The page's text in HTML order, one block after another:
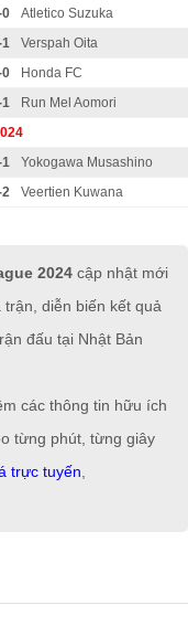
Atletico Suzuka
Verspah Oita
Honda FC
Run Mel Aomori
Yokogawa Musashino
Veertien Kuwana
2024 cập nhật mới
diễn biến kết quả
đấu tại Nhật Bản
các thông tin hữu ích
từng phút, từng giây
trực tuyến